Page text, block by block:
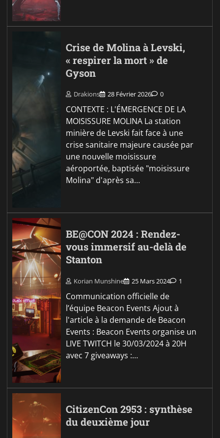
Crise de Molina à Levski,
« respirer la mort » de
Gyson
Drakions 28 Février 2026 0
CONTEXTE : L'ÉMERGENCE DE LA
MOISISSURE MOLINA La station
minière de Levski fait face à une
crise sanitaire majeure causée par
une nouvelle moisissure
aéroportée, baptisée "moisissure
Molina" d'après sa…
BE@CON 2024 : Rendez-
vous immersif au-delà de
Stanton
Korian Munshine 25 Mars 2024 1
Communication officielle de
l’équipe Beacon Events Ajout à
l'article à la demande de Beacon
Events : Beacon Events organise un
LIVE TWITCH le 30/03/2024 à 20H
avec 7 giveaways :…
CitizenCon 2953 : synthèse
du deuxième jour